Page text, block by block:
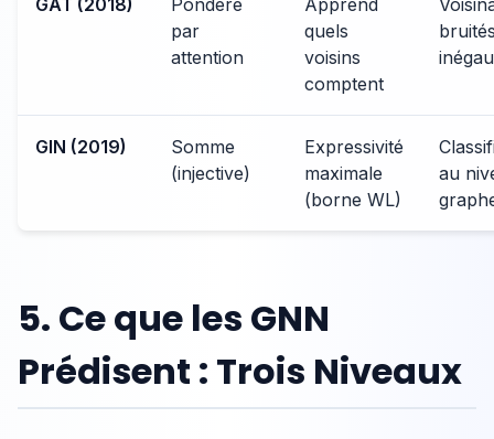
par
attention
quels
voisins
comptent
GIN (2019)
Somme
(injective)
Expressivité
maximale
(borne WL)
au
5. Ce que les GNN
Prédisent : Trois Niveaux